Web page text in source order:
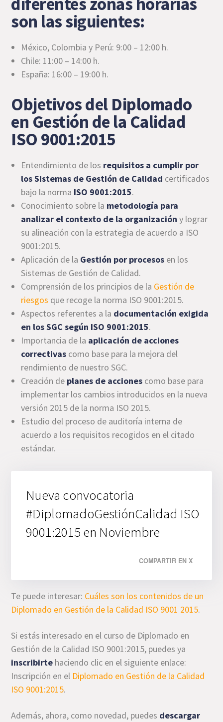
son las siguientes:
México, Colombia y Perú: 9:00 – 12:00 h.
Chile: 11:00 – 14:00 h.
España: 16:00 – 19:00 h.
Objetivos del Diplomado
en Gestión de la Calidad
ISO 9001:2015
Entendimiento de los requisitos a cumplir por
los Sistemas de Gestión de Calidad certificados
bajo la norma ISO 9001:2015.
Conocimiento sobre la metodología para
analizar el contexto de la organización y lograr
su alineación con la estrategia de acuerdo a ISO
9001:2015.
Aplicación de la Gestión por procesos en los
Sistemas de Gestión de Calidad.
Comprensión de los principios de la Gestión de
riesgos que recoge la norma ISO 9001:2015.
Aspectos referentes a la documentación exigida
en los SGC según ISO 9001:2015.
Importancia de la aplicación de acciones
correctivas como base para la mejora del
rendimiento de nuestro SGC.
Creación de planes de acciones como base para
implementar los cambios introducidos en la nueva
versión 2015 de la norma ISO 2015.
Estudio del proceso de auditoría interna de
acuerdo a los requisitos recogidos en el citado
estándar.
Nueva convocatoria
#DiplomadoGestiónCalidad ISO
9001:2015 en Noviembre
COMPARTIR EN X
Te puede interesar: Cuáles son los contenidos de un
Diplomado en Gestión de la Calidad ISO 9001 2015.
Si estás interesado en el curso de Diplomado en
Gestión de la Calidad ISO 9001:2015, puedes ya
inscribirte haciendo clic en el siguiente enlace:
Inscripción en el Diplomado en Gestión de la Calidad
ISO 9001:2015.
Además, ahora, como novedad, puedes descargar